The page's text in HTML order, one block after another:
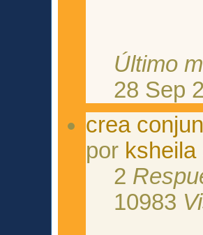
Último
28 Sep
crea
por ksheila
2
10983